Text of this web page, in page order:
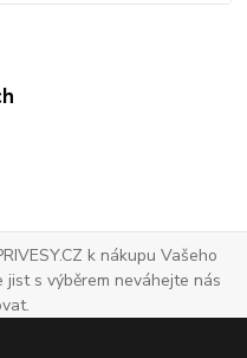
k nákupu Vašeho
jist s výběrem neváhejte nás